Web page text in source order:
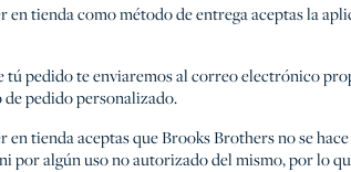
en tienda como método de entrega aceptas la
tú pedido te enviaremos al correo electrónico
pedido personalizado.
en tienda aceptas que Brooks Brothers no se
por algún uso no autorizado del mismo, por lo